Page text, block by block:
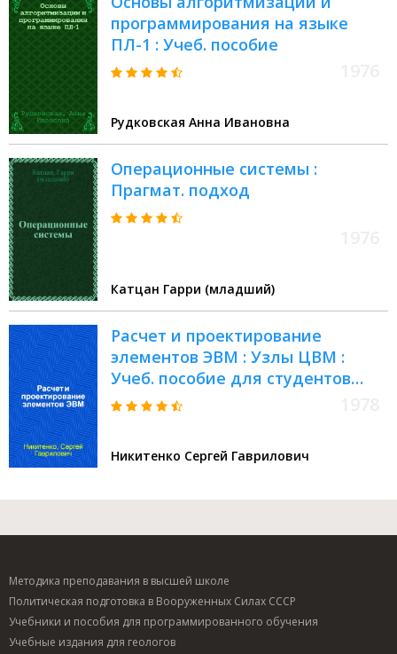
программирования на языке
ПЛ-1 : Учеб. пособие
Рудковская Анна Ивановна
Операционные системы :
Прагмат. подход
Катцан Гарри (младший)
Расчет и проектирование
элементов ЭВМ : Узлы ЦВМ :
Учеб. пособие для студентов
спец. "Электрон. вычисл.
Никитенко Сергей Гаврилович
Методика преподавания в высшей школе
Политическая подготовка в Вооруженных Силах СССР
Учебники и пособия для программированного обучения
Учебные издания для геологов